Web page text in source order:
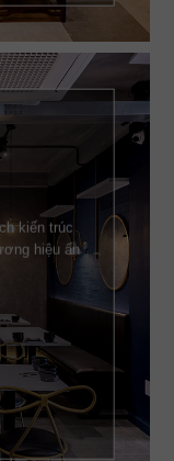
kiến trúc
hiệu ấn